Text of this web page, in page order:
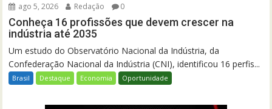
ago 5, 2026 Redação 0
Conheça 16 profissões que devem crescer na
indústria até 2035
Um estudo do Observatório Nacional da Indústria, da
Confederação Nacional da Indústria (CNI), identificou 16 perfis...
Brasil Destaque Economia Oportunidade